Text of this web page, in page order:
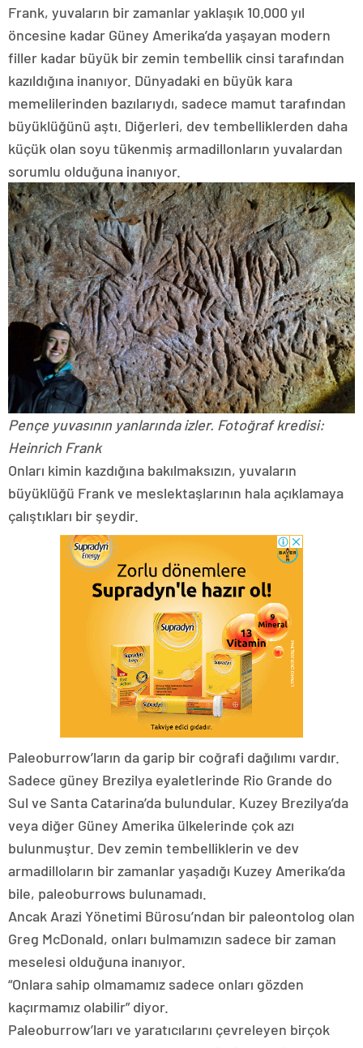
Frank, yuvaların bir zamanlar yaklaşık 10.000 yıl
öncesine kadar Güney Amerika’da yaşayan modern
filler kadar büyük bir zemin tembellik cinsi tarafından
kazıldığına inanıyor. Dünyadaki en büyük kara
memelilerinden bazılarıydı, sadece mamut tarafından
büyüklüğünü aştı. Diğerleri, dev tembelliklerden daha
küçük olan soyu tükenmiş armadillonların yuvalardan
sorumlu olduğuna inanıyor.
Pençe yuvasının yanlarında izler. Fotoğraf kredisi:
Heinrich Frank
Onları kimin kazdığına bakılmaksızın, yuvaların
büyüklüğü Frank ve meslektaşlarının hala açıklamaya
çalıştıkları bir şeydir.
Paleoburrow’ların da garip bir coğrafi dağılımı vardır.
Sadece güney Brezilya eyaletlerinde Rio Grande do
Sul ve Santa Catarina’da bulundular. Kuzey Brezilya’da
veya diğer Güney Amerika ülkelerinde çok azı
bulunmuştur. Dev zemin tembelliklerin ve dev
armadilloların bir zamanlar yaşadığı Kuzey Amerika’da
bile, paleoburrows bulunamadı.
Ancak Arazi Yönetimi Bürosu’ndan bir paleontolog olan
Greg McDonald, onları bulmamızın sadece bir zaman
meselesi olduğuna inanıyor.
“Onlara sahip olmamamız sadece onları gözden
kaçırmamız olabilir” diyor.
Paleoburrow’ları ve yaratıcılarını çevreleyen birçok